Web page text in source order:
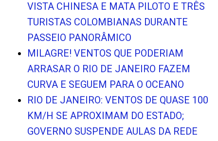
VISTA CHINESA E MATA PILOTO E TRÊS
TURISTAS COLOMBIANAS DURANTE
PASSEIO PANORÂMICO
MILAGRE! VENTOS QUE PODERIAM
ARRASAR O RIO DE JANEIRO FAZEM
CURVA E SEGUEM PARA O OCEANO
RIO DE JANEIRO: VENTOS DE QUASE 100
KM/H SE APROXIMAM DO ESTADO;
GOVERNO SUSPENDE AULAS DA REDE